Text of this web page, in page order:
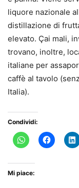
liquore nazionale
distillazione di
elevato. Çai mali,
trovano, inoltre,
italiane per
caffè al tavolo
Italia).
Condividi:
Mi piace: